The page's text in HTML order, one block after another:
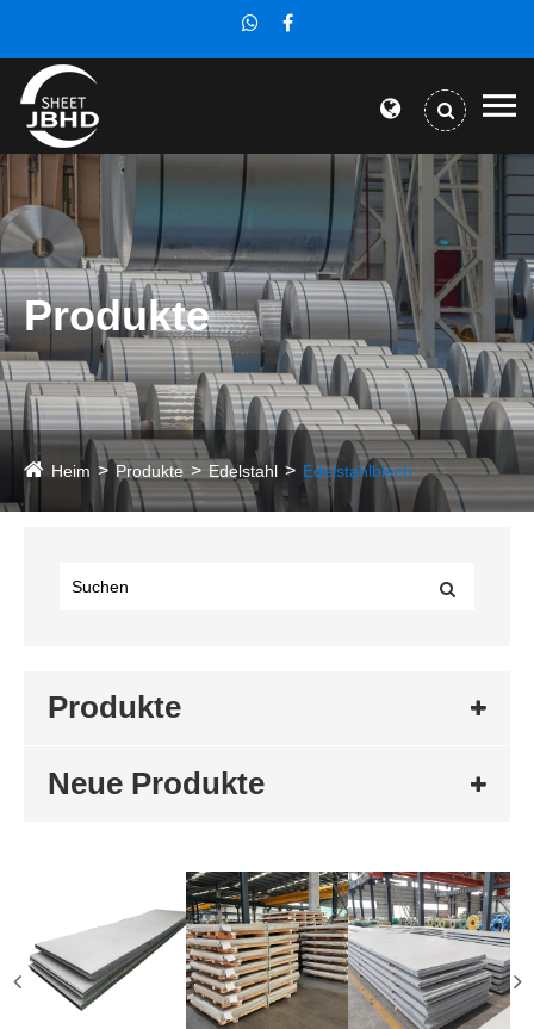
Produkte
Heim Produkte Edelstahl Edelstahlblech
Produkte
Neue Produkte